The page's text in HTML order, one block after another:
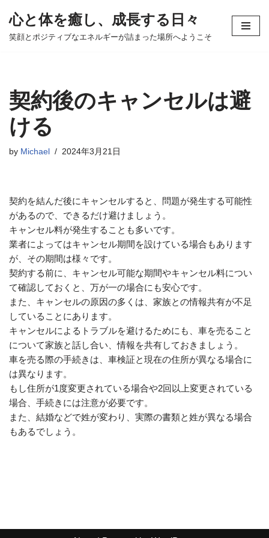
コ
ツ
へ
ス
キ
ッ
心と体を癒し、成長する日々
笑顔とポジティブなエネルギーが詰まった場所へようこそ
契約後のキャンセルは避
ける
by Michael 2024年3月21日
契約を結んだ後にキャンセルすると、問題が発生する可能性
があるので、できるだけ避けましょう。
キャンセル料が発生することも多いです。
業者によってはキャンセル期間を設けている場合もあります
が、その期間は様々です。
契約する前に、キャンセル可能な期間やキャンセル料につい
て確認しておくと、万が一の場合にも安心です。
また、キャンセルの原因の多くは、家族との情報共有が不足
していることにあります。
キャンセルによるトラブルを避けるためにも、車を売ること
について家族と話し合い、情報を共有しておきましょう。
車を売る際の手続きは、車検証と現在の住所が異なる場合に
は異なります。
もし住所が1度変更されている場合や2回以上変更されている
場合、手続きには注意が必要です。
また、結婚などで姓が変わり、実際の書類と姓が異なる場合
もあるでしょう。